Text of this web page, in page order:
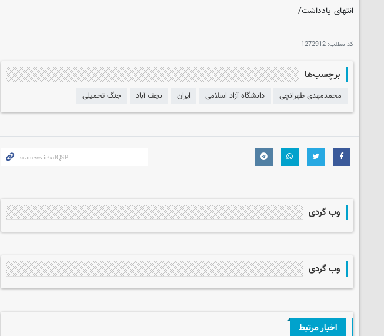
انتهای یادداشت/
کد مطلب: 1272912
برچسب‌ها
محمدمهدی طهرانچی دانشگاه آزاد اسلامی ایران نجف آباد جنگ تحمیلی
وب گردی
وب گردی
اخبار مرتبط